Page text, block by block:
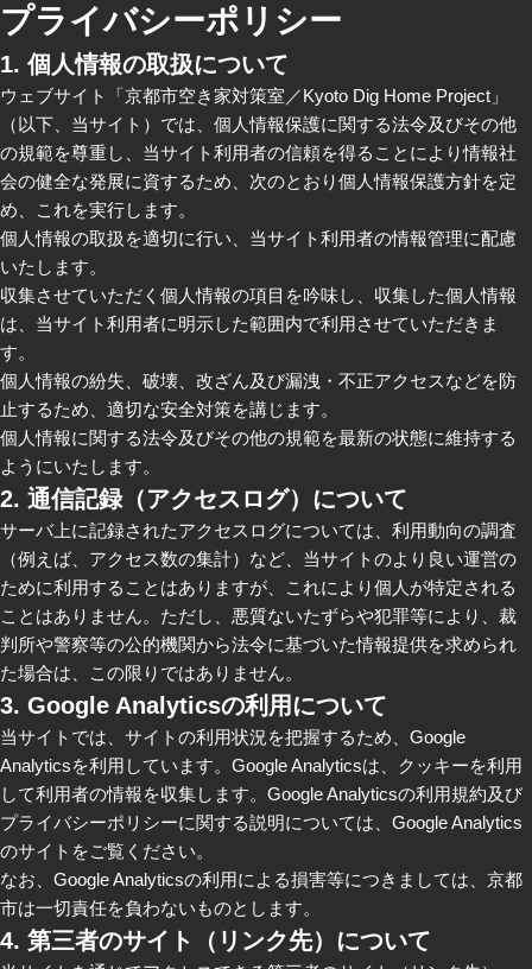
プライバシーポリシー
1. 個人情報の取扱について
ウェブサイト「京都市空き家対策室／Kyoto Dig Home Project」
（以下、当サイト）では、個人情報保護に関する法令及びその他
の規範を尊重し、当サイト利用者の信頼を得ることにより情報社
会の健全な発展に資するため、次のとおり個人情報保護方針を定
め、これを実行します。
個人情報の取扱を適切に行い、当サイト利用者の情報管理に配慮
いたします。
収集させていただく個人情報の項目を吟味し、収集した個人情報
は、当サイト利用者に明示した範囲内で利用させていただきま
す。
個人情報の紛失、破壊、改ざん及び漏洩・不正アクセスなどを防
止するため、適切な安全対策を講じます。
個人情報に関する法令及びその他の規範を最新の状態に維持する
ようにいたします。
2. 通信記録（アクセスログ）について
サーバ上に記録されたアクセスログについては、利用動向の調査
（例えば、アクセス数の集計）など、当サイトのより良い運営の
ために利用することはありますが、これにより個人が特定される
ことはありません。ただし、悪質ないたずらや犯罪等により、裁
判所や警察等の公的機関から法令に基づいた情報提供を求められ
た場合は、この限りではありません。
3. Google Analyticsの利用について
当サイトでは、サイトの利用状況を把握するため、Google
Analyticsを利用しています。Google Analyticsは、クッキーを利用
して利用者の情報を収集します。Google Analyticsの利用規約及び
プライバシーポリシーに関する説明については、Google Analytics
のサイトをご覧ください。
なお、Google Analyticsの利用による損害等につきましては、京都
市は一切責任を負わないものとします。
4. 第三者のサイト（リンク先）について